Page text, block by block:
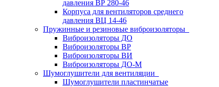
давления ВР 280-46
Корпуса для вентиляторов среднего
давления ВЦ 14-46
Пружинные и резиновые виброизоляторы
Виброизоляторы ДО
Виброизоляторы ВР
Виброизоляторы ВИ
Виброизоляторы ДО-М
Шумоглушители для вентиляции
Шумоглушители пластинчатые